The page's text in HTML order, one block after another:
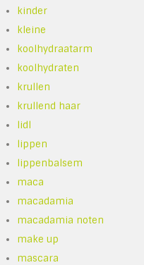
kinder
kleine
koolhydraatarm
koolhydraten
krullen
krullend haar
lidl
lippen
lippenbalsem
maca
macadamia
macadamia noten
make up
mascara